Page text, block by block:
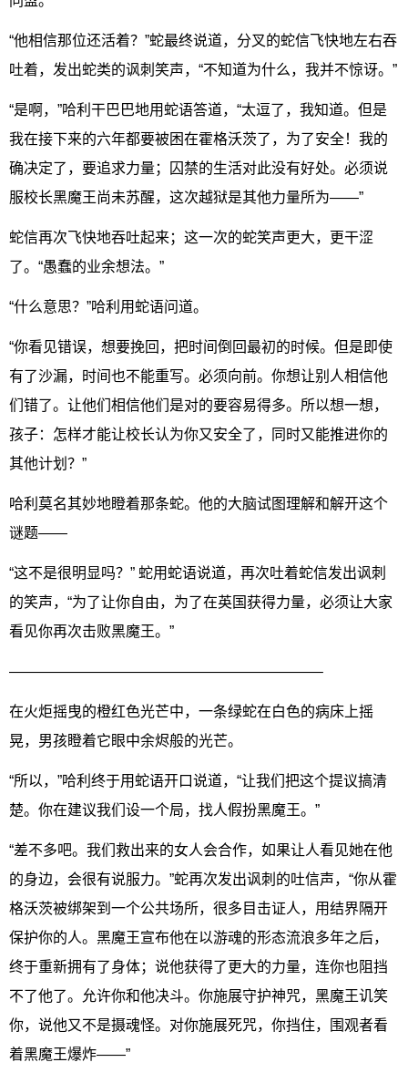
“他相信那位还活着？”蛇最终说道，分叉的蛇信飞快地左右吞
吐着，发出蛇类的讽刺笑声，“不知道为什么，我并不惊讶。”
“是啊，”哈利干巴巴地用蛇语答道，“太逗了，我知道。但是
我在接下来的六年都要被困在霍格沃茨了，为了安全！我的
确决定了，要追求力量；囚禁的生活对此没有好处。必须说
服校长黑魔王尚未苏醒，这次越狱是其他力量所为——”
蛇信再次飞快地吞吐起来；这一次的蛇笑声更大，更干涩
了。“愚蠢的业余想法。”
“什么意思？”哈利用蛇语问道。
“你看见错误，想要挽回，把时间倒回最初的时候。但是即使
有了沙漏，时间也不能重写。必须向前。你想让别人相信他
们错了。让他们相信他们是对的要容易得多。所以想一想，
孩子：怎样才能让校长认为你又安全了，同时又能推进你的
其他计划？”
哈利莫名其妙地瞪着那条蛇。他的大脑试图理解和解开这个
谜题——
“这不是很明显吗？” 蛇用蛇语说道，再次吐着蛇信发出讽刺
的笑声，“为了让你自由，为了在英国获得力量，必须让大家
看见你再次击败黑魔王。”
—————————————————————–
在火炬摇曳的橙红色光芒中，一条绿蛇在白色的病床上摇
晃，男孩瞪着它眼中余烬般的光芒。
“所以，”哈利终于用蛇语开口说道，“让我们把这个提议搞清
楚。你在建议我们设一个局，找人假扮黑魔王。”
“差不多吧。我们救出来的女人会合作，如果让人看见她在他
的身边，会很有说服力。”蛇再次发出讽刺的吐信声，“你从霍
格沃茨被绑架到一个公共场所，很多目击证人，用结界隔开
保护你的人。黑魔王宣布他在以游魂的形态流浪多年之后，
终于重新拥有了身体；说他获得了更大的力量，连你也阻挡
不了他了。允许你和他决斗。你施展守护神咒，黑魔王讥笑
你，说他又不是摄魂怪。对你施展死咒，你挡住，围观者看
着黑魔王爆炸——”